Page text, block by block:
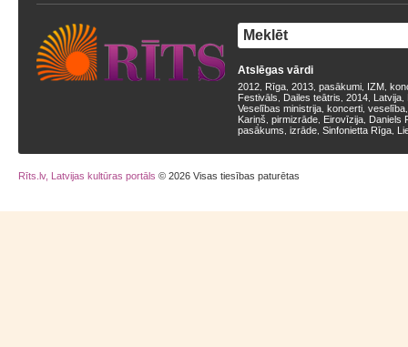
Atslēgas vārdi
2012 Rīga 2013 pasākumi IZM
Festivāls
Dailes teātris 2014 Latvija
Veselības ministrija koncerti veselība
Kariņš pirmizrāde Eirovīzija Daniels
pasākums izrāde Sinfonietta Rīga
Rīts.lv, Latvijas kultūras portāls © 2026 Visas tiesības paturētas